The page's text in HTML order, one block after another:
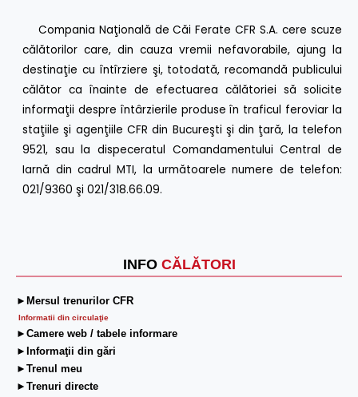
INFO CĂLĂTORI
►Mersul trenurilor CFR
Informatii din circulaţie
►Camere web / tabele informare
►Informaţii din gări
►Trenul meu
►Trenuri directe
Compania Naţională de Căi Ferate CFR S.A. cere scuze
călătorilor care, din cauza vremii nefavorabile, ajung la
destinaţie cu întîrziere şi, totodată, recomandă publicului
călător ca înainte de efectuarea călătoriei să solicite
informaţii despre întârzierile produse în traficul feroviar la
staţiile şi agenţiile CFR din Bucureşti şi din ţară, la telefon
9521, sau la dispeceratul Comandamentului Central de
Iarnă din cadrul MTI, la următoarele numere de telefon:
021/9360 şi 021/318.66.09.